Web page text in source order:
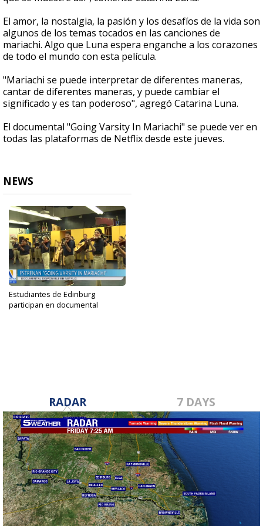
El amor, la nostalgia, la pasión y los desafíos de la vida son
algunos de los temas tocados en las canciones de
mariachi. Algo que Luna espera enganche a los corazones
de todo el mundo con esta película.
"Mariachi se puede interpretar de diferentes maneras,
cantar de diferentes maneras, y puede cambiar el
significado y es tan poderoso", agregó Catarina Luna.
El documental "Going Varsity In Mariachi" se puede ver en
todas las plataformas de Netflix desde este jueves.
NEWS
Estudiantes de Edinburg
participan en documental
RADAR 7 DAYS